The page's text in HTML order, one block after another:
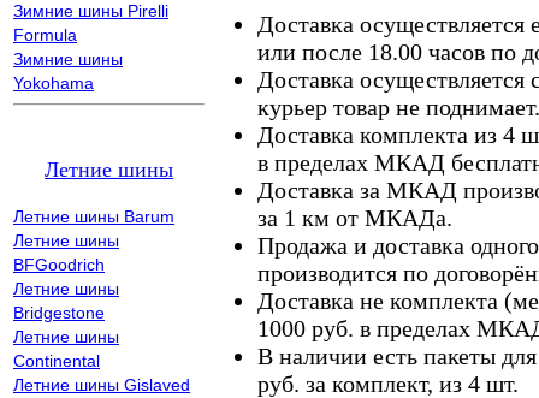
Зимние шины Pirelli
Formula
Зимние шины
Yokohama
Летние шины
Летние шины Barum
Летние шины
BFGoodrich
Летние шины
Bridgestone
Летние шины
Continental
Летние шины Gislaved
Доставка осуществляется
или после 18.00 часов по
Доставка осуществляется
курьер товар не поднимает.
Доставка комплекта из 4
в пределах МКАД
Доставка за МКАД
за 1 км от МКАДа.
Продажа и доставка
производится по
Доставка не комплекта
1000 руб. в пределах
В наличии есть пакеты
руб. за комплект, из 4 шт.